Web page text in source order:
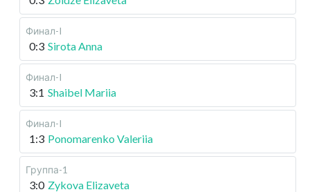
Финал-I
0:3 Sirota Anna
Финал-I
3:1 Shaibel Mariia
Финал-I
1:3 Ponomarenko Valeriia
Группа-1
3:0 Zykova Elizaveta